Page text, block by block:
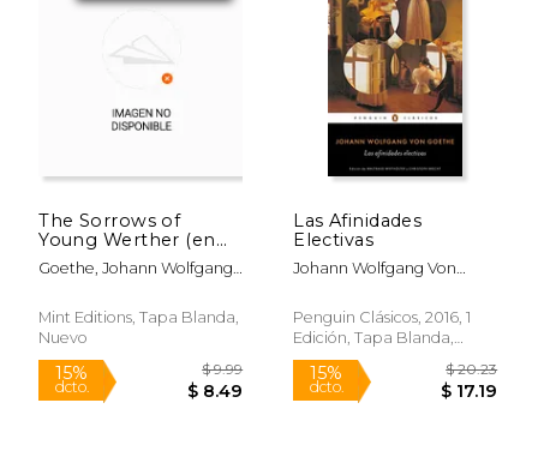
15%
dcto. $ 15.30
Rápido
15%
dcto.
Rápido
The Sorrows of
Young Werther (en
Inglés)
Goethe, Johann Wolfgang
Nathen Haskell
Mint Editions, Tapa Blanda,
Nuevo
Las Afinidades
Electivas
Johann Wolfgang Von
Penguin Clásicos, 2016, 1
Edición, Tapa Blanda,
Nuevo